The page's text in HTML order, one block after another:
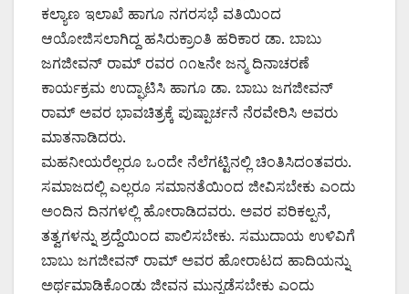
ಕಲ್ಯಾಣ ಇಲಾಖೆ ಹಾಗೂ ನಗರಸಭೆ ವತಿಯಿಂದ
ಆಯೋಜಿಸಲಾಗಿದ್ದ ಹಸಿರುಕ್ರಾಂತಿ ಹರಿಕಾರ ಡಾ. ಬಾಬು
ಜಗಜೀವನ್ ರಾಮ್ ರವರ ೧೧೬ನೇ ಜನ್ಮ ದಿನಾಚರಣೆ
ಕಾರ್ಯಕ್ರಮ ಉದ್ಘಾಟಿಸಿ ಹಾಗೂ ಡಾ. ಬಾಬು ಜಗಜೀವನ್
ರಾಮ್ ಅವರ ಭಾವಚಿತ್ರಕ್ಕೆ ಪುಷ್ಪಾರ್ಚನೆ ನೆರವೇರಿಸಿ ಅವರು
ಮಾತನಾಡಿದರು.
ಮಹನೀಯರೆಲ್ಲರೂ ಒಂದೇ ನೆಲೆಗಟ್ಟಿನಲ್ಲಿ ಚಿಂತಿಸಿದಂತವರು.
ಸಮಾಜದಲ್ಲಿ ಎಲ್ಲರೂ ಸಮಾನತೆಯಿಂದ ಜೀವಿಸಬೇಕು ಎಂದು
ಅಂದಿನ ದಿನಗಳಲ್ಲಿ ಹೋರಾಡಿದವರು. ಅವರ ಪರಿಕಲ್ಪನೆ,
ತತ್ವಗಳನ್ನು ಶ್ರದ್ದೆಯಿಂದ ಪಾಲಿಸಬೇಕು. ಸಮುದಾಯ ಉಳಿವಿಗೆ
ಬಾಬು ಜಗಜೀವನ್ ರಾಮ್ ಅವರ ಹೋರಾಟದ ಹಾದಿಯನ್ನು
ಅರ್ಥಮಾಡಿಕೊಂಡು ಜೀವನ ಮುನ್ನಡೆಸಬೇಕು ಎಂದು